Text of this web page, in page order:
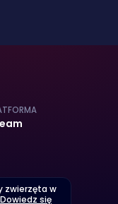
zwierzęta w
Dowiedz się